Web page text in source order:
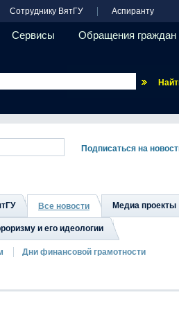
Сотруднику ВятГУ Аспиранту
Сервисы Обращения граждан
Все новости Медиа проекты
и его идеологии
Дни финансовой грамотности